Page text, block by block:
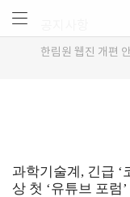
한림원 웹진 개편
과학기술계, 긴급
상 첫 ‘유튜브 포럼